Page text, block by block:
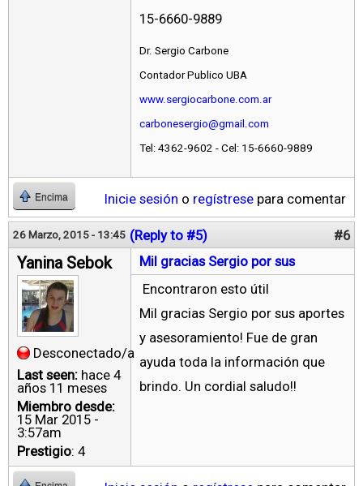
15-6660-9889
Dr. Sergio Carbone
Contador Publico UBA
www.sergiocarbone.com.ar
carbonesergio@gmail.com
Tel: 4362-9602 - Cel: 15-6660-9889
Encima Inicie sesión o regístrese para comentar
26 Marzo, 2015 - 13:45 (Reply to #5) #6
Yanina Sebok
Desconectado/a
Last seen: hace 4
años 11 meses
Miembro desde:
15 Mar 2015 -
3:57am
Prestigio: 4
Mil gracias Sergio por sus
Encontraron esto útil
Mil gracias Sergio por sus aportes
y asesoramiento! Fue de gran
ayuda toda la información que
brindo. Un cordial saludo!!